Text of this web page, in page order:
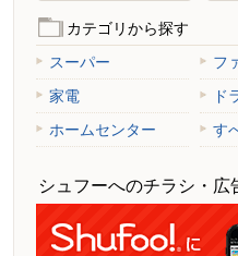
カテゴリから探す
スーパー
フ
家電
ド
ホームセンター
す
シュフーへのチラシ・広